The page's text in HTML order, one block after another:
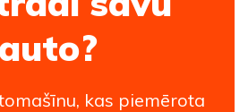
auto?
kas piemērota